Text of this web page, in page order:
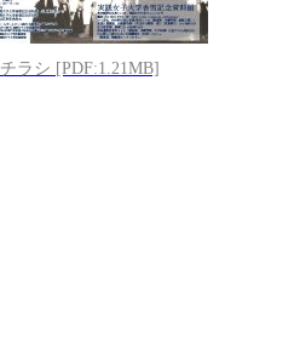
ラシ [PDF:1.21MB]